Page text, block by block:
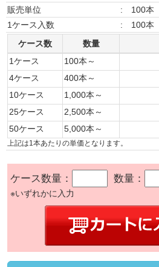
販売単位
:
100本
1ケース入数
:
100本
ケース数
数量
1ケース
100本～
4ケース
400本～
10ケース
1,000本～
25ケース
2,500本～
50ケース
5,000本～
上記は1本あたりの単価となります。
ケース数量： 数量：
※いずれかに入力